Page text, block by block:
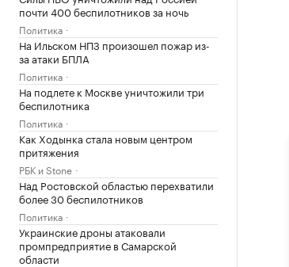
почти 400 беспилотников за ночь
Политика
На Ильском НПЗ произошел пожар из-
за атаки БПЛА
Политика
На подлете к Москве уничтожили три
беспилотника
Политика
Как Ходынка стала новым центром
притяжения
РБК и Stone
Над Ростовской областью перехватили
более 30 беспилотников
Политика
Украинские дроны атаковали
промпредприятие в Самарской
области